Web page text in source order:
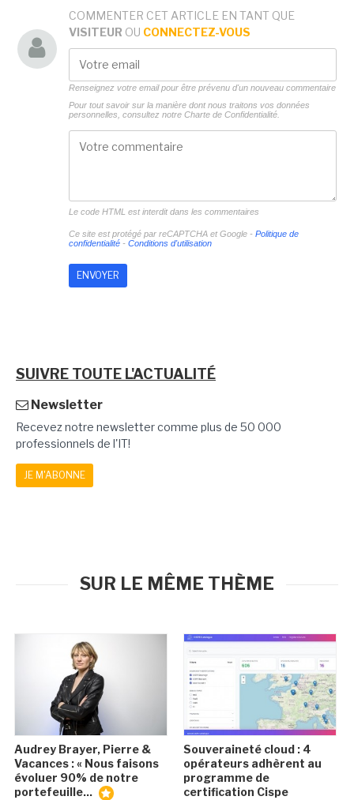
COMMENTER CET ARTICLE EN TANT QUE
VISITEUR OU CONNECTEZ-VOUS
Renseignez votre email pour être prévenu d'un nouveau commentaire
Pour tout savoir sur la manière dont nous traitons vos données
personnelles, consultez notre Charte de Confidentialité.
Le code HTML est interdit dans les commentaires
Ce site est protégé par reCAPTCHA et Google - Politique de
confidentialité- Conditions d'utilisation
SUIVRE TOUTE L'ACTUALITÉ
Newsletter
Recevez notre newsletter comme plus de 50 000
professionnels de l'IT!
JE M'ABONNE
SUR LE MÊME THÈME
Audrey Brayer, Pierre &
Vacances : « Nous faisons
évoluer 90% de notre
portefeuille...
Souveraineté cloud : 4
opérateurs adhèrent au
programme de
certification Cispe